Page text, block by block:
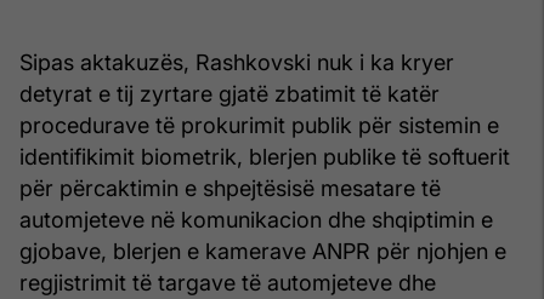
Sipas aktakuzës, Rashkovski nuk i ka kryer
detyrat e tij zyrtare gjatë zbatimit të katër
procedurave të prokurimit publik për sistemin e
identifikimit biometrik, blerjen publike të softuerit
për përcaktimin e shpejtësisë mesatare të
automjeteve në komunikacion dhe shqiptimin e
gjobave, blerjen e kamerave ANPR për njohjen e
regjistrimit të targave të automjeteve dhe